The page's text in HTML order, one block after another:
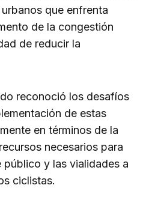
que enfrenta
de la congestión
de reducir la
reconoció los desafíos
de estas
en términos de la
necesarios para
y las vialidades a
ciclistas.